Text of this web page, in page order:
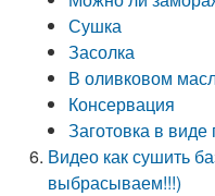
Сушка
Засолка
В оливковом
Консервация
Заготовка в виде
Видео как сушить
выбрасываем!!!)